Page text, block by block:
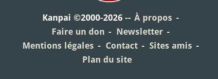
Kanpai ©2000-2026
À propos
Faire un don
Newsletter
Mentions légales
Contact
Sites amis
Plan du site